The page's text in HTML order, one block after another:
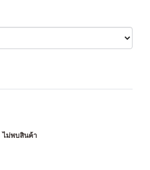
ไม่พบสินค้า